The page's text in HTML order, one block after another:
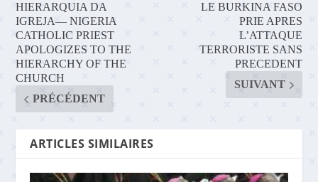
HIERARQUIA DA
IGREJA— NIGERIA
CATHOLIC PRIEST
APOLOGIZES TO THE
HIERARCHY OF THE
CHURCH
PRÉCÉDENT
LE BURKINA FASO
PRIE APRES
L’ATTAQUE
TERRORISTE SANS
PRECEDENT
SUIVANT
ARTICLES SIMILAIRES